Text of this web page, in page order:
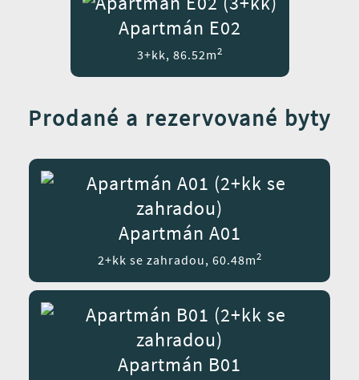
Apartmán E02
3+kk, 86.52m2
Prodané a rezervované byty
Apartmán A01
2+kk se zahradou, 60.48m2
Apartmán B01